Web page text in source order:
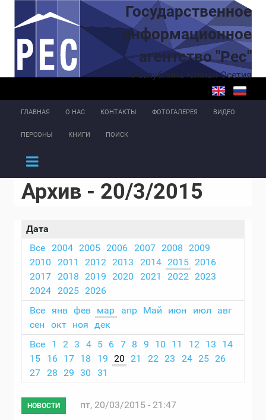
Перейти к основному содержаниюГосударственное
информационное
агентство "Рес"
Республика Южная Осетия
ГЛАВНАЯ О НАС КОНТАКТЫ ФОТОГАЛЕРЕЯ ВИДЕО
ПЕРСОНЫ КНИГИ ПОИСК
Архив - 20/3/2015
Дата
Все
2004 2005 2006 2007 2008
2009
2010
2011 2012 2013 2014 2015 2016
2017
2018 2019 2020 2021 2022 2023
2024
2025
2026
Все янв фев мар апр Май июн июл
авг
сен
окт ноя дек
Все
1 2 3 4 5 6 7 8 9 10 11 12 13
14
15
16 17 18 19 20 21 22 23 24 25 26
27
28 29 30 31
НОВОСТИ пт, 20/03/2015 - 21:47